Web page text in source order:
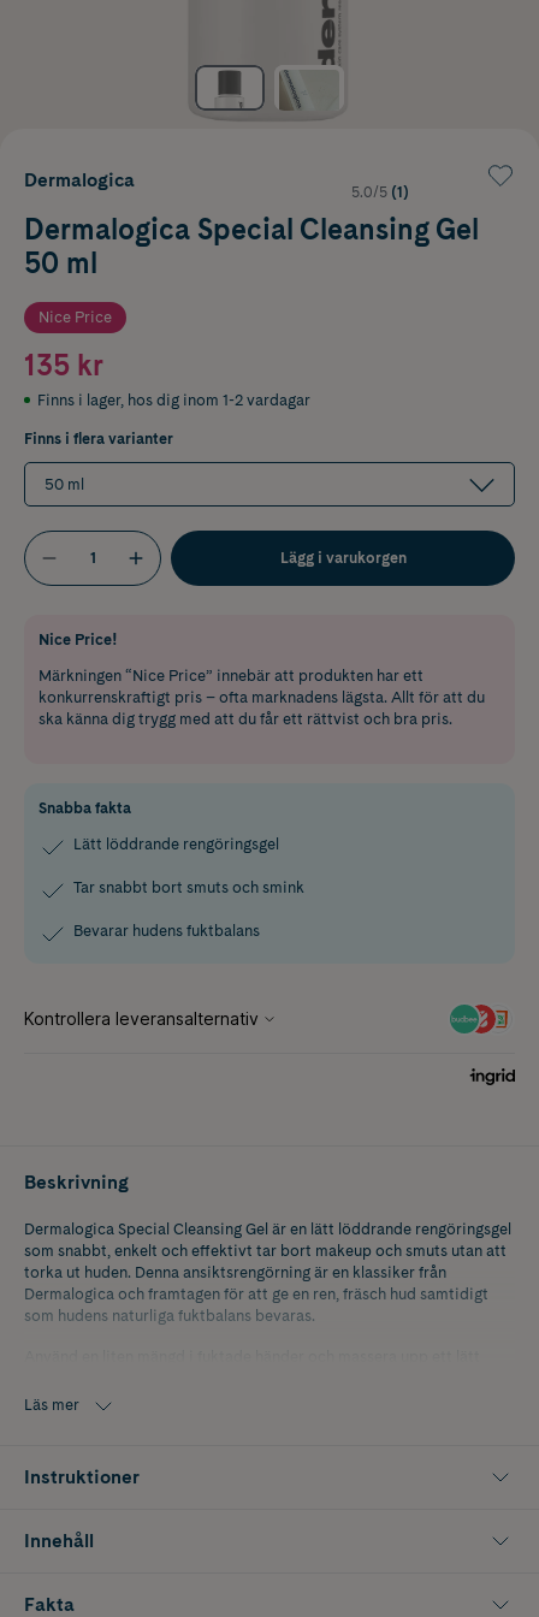
Dermalogica
5.0/5 (1)
Dermalogica Special Cleansing Gel
50 ml
Nice Price
135 kr
Finns i lager, hos dig inom 1-2 vardagar
Finns i flera varianter
50 ml
Lägg i varukorgen
Nice Price!
Märkningen “Nice Price” innebär att produkten har ett
konkurrenskraftigt pris – ofta marknadens lägsta. Allt för att du
ska känna dig trygg med att du får ett rättvist och bra pris.
Snabba fakta
Lätt löddrande rengöringsgel
Tar snabbt bort smuts och smink
Bevarar hudens fuktbalans
Beskrivning
Dermalogica Special Cleansing Gel är en lätt löddrande rengöringsgel
som snabbt, enkelt och effektivt tar bort makeup och smuts utan att
torka ut huden. Denna ansiktsrengörning är en klassiker från
Dermalogica och framtagen för att ge en ren, fräsch hud samtidigt
som hudens naturliga fuktbalans bevaras.
skölj sedan av med ljummet vatten. Den koncentrerade formulan gör
• Rengör effektivt utan att torka ut huden
Läs mer
Instruktioner
Innehåll
Fakta